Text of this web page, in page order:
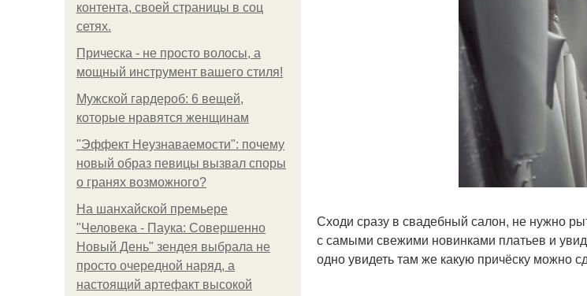
контента, своей страницы в соц
сетях.
Прическа - не просто волосы, а
мощный инструмент вашего стиля!
Мужской гардероб: 6 вещей,
которые нравятся женщинам
"Эффект Неузнаваемости": почему
новый образ певицы вызвал споры
о гранях возможного?
На шанхайской премьере
"Человека - Паука: Совершенно
Новый День" зендея выбрала не
просто очередной наряд, а
настоящий артефакт высокой
Сходи сразу в свадебный салон, не нужно
с самыми свежими новинками платьев и
одно увидеть там же какую причёску можно